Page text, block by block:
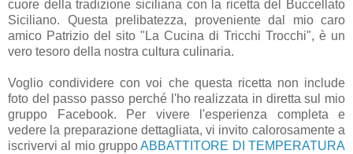
cuore della tradizione siciliana con la ricetta del Buccellato
Siciliano. Questa prelibatezza, proveniente dal mio caro
amico Patrizio del sito "La Cucina di Tricchi Trocchi", è un
vero tesoro della nostra cultura culinaria.
Voglio condividere con voi che questa ricetta non include
foto del passo passo perché l'ho realizzata in diretta sul mio
gruppo Facebook. Per vivere l'esperienza completa e
vedere la preparazione dettagliata, vi invito calorosamente a
iscrivervi al mio gruppoABBATTITORE DI TEMPERATURA